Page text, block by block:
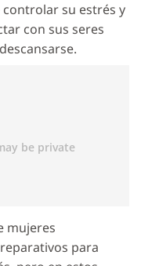
su estrés y
con sus seres
mujeres
para